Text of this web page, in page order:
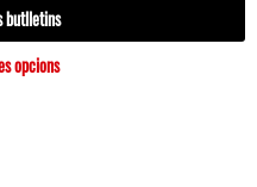
butlletins
opcions